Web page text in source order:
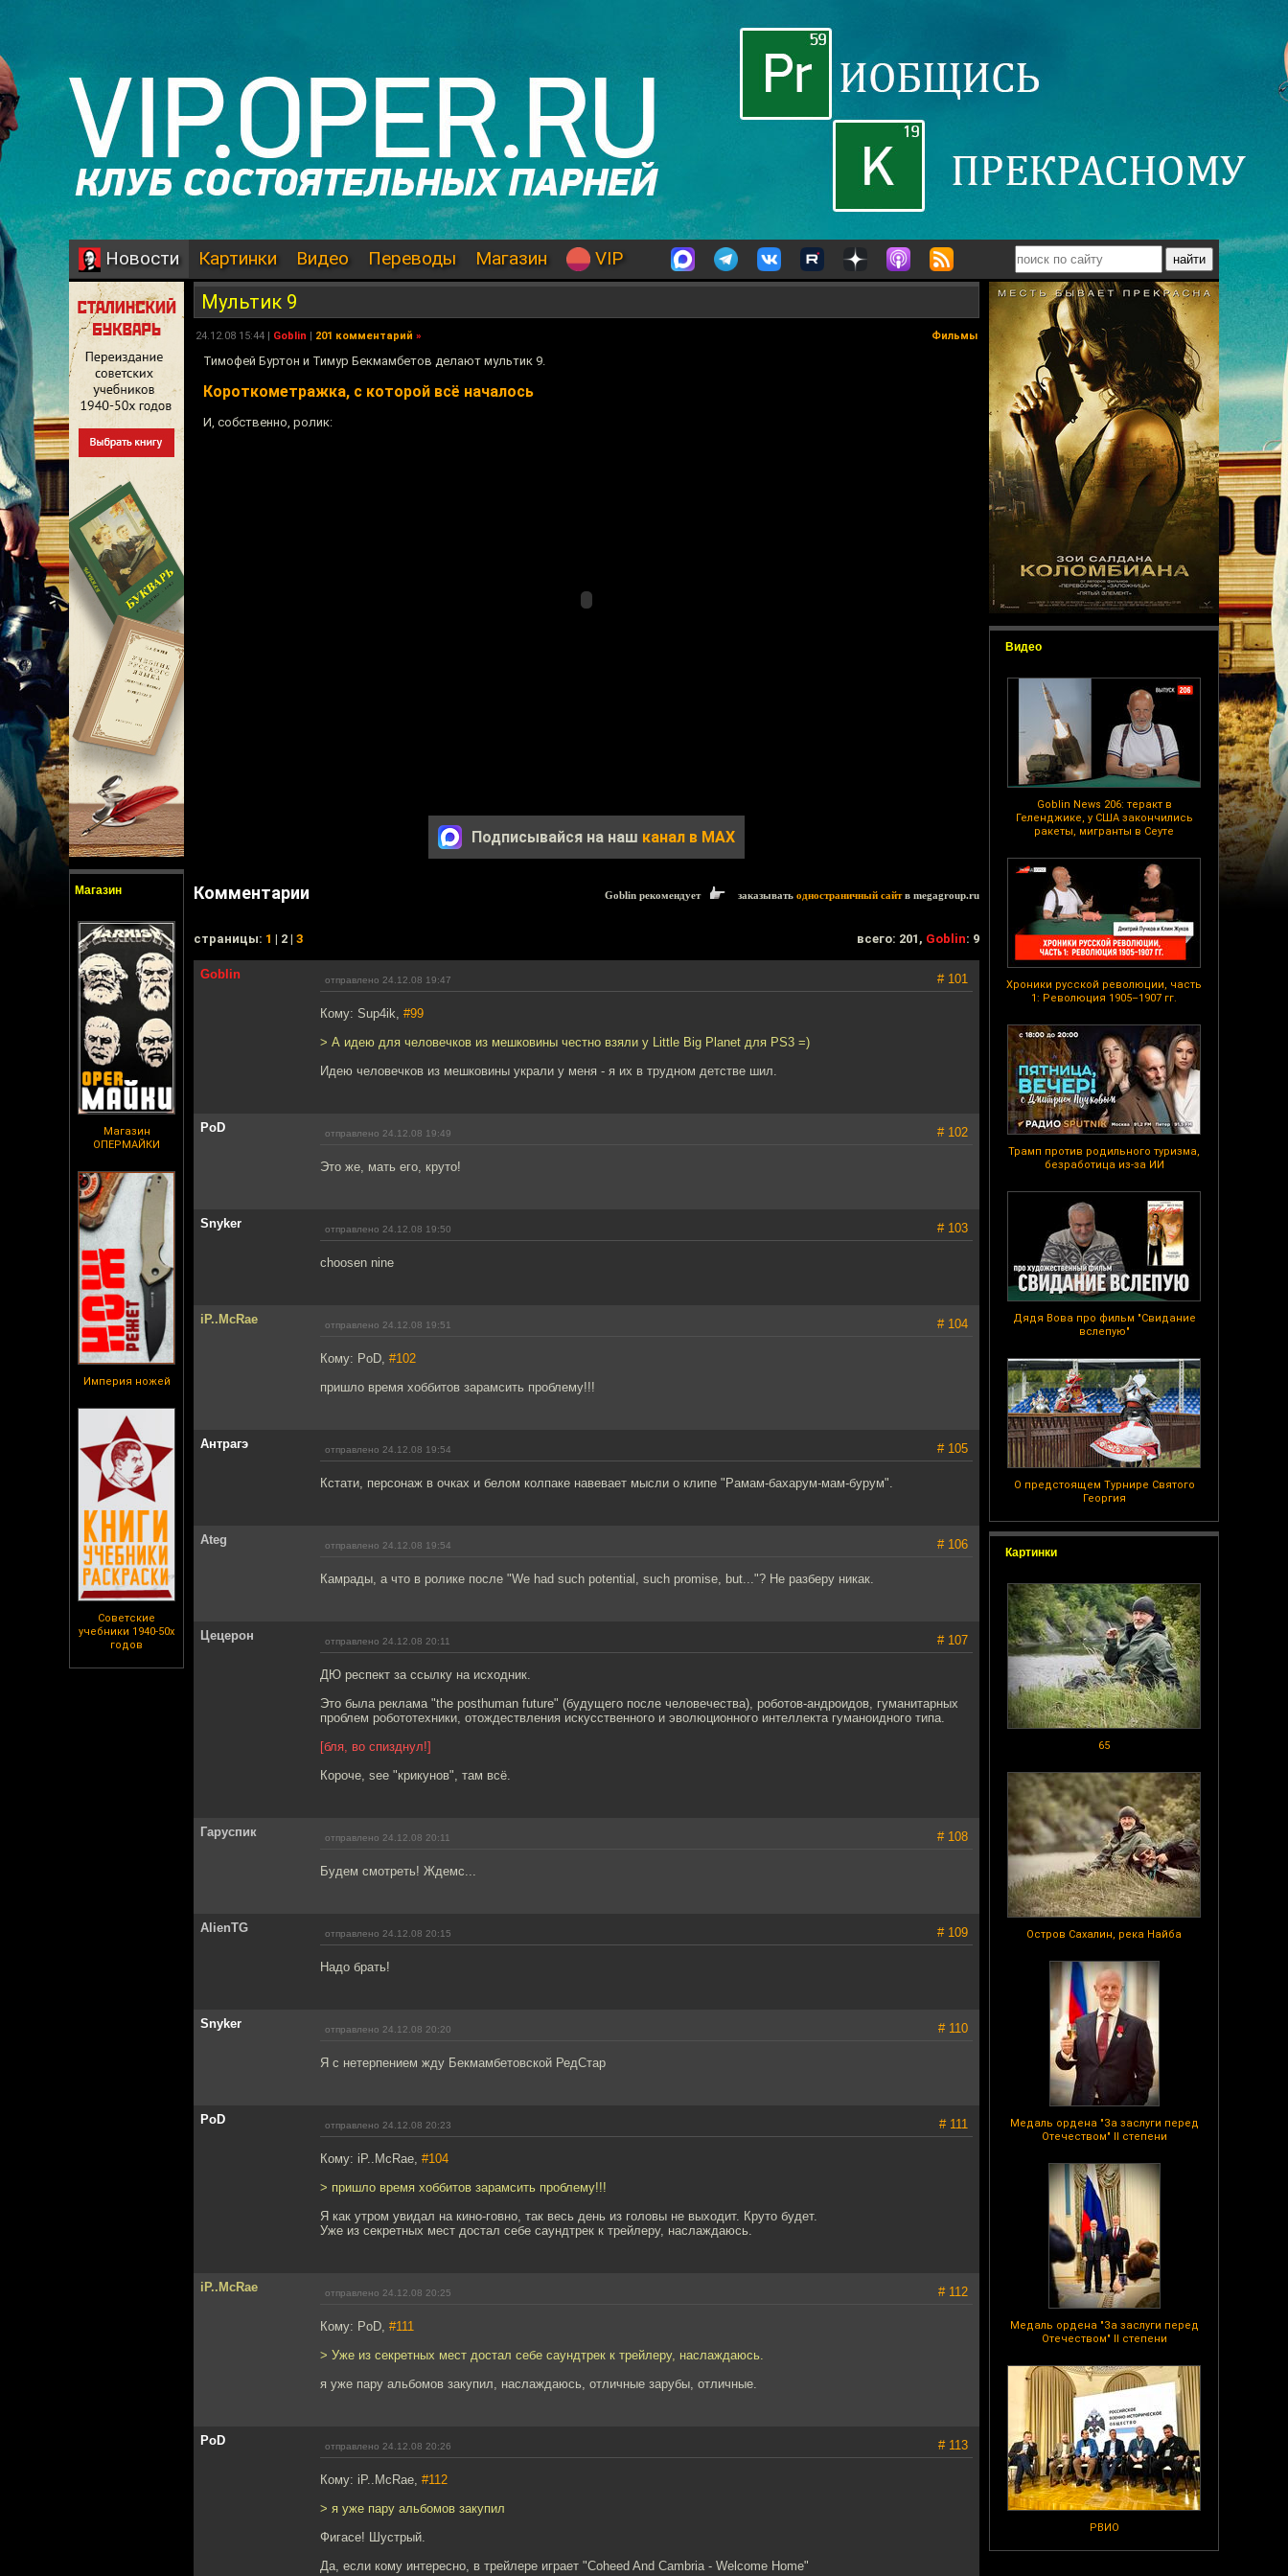
Новости Картинки Видео Переводы Магазин VIP
Магазин
Магазин
ОПЕРМАЙКИ
Империя ножей
Советские
учебники 1940-50х
годов
Видео
Goblin News 206: теракт в
Геленджике, у США закончились
ракеты, мигранты в Сеуте
Хроники русской революции, часть
1: Революция 1905–1907 гг.
Трамп против родильного туризма,
безработица из-за ИИ
Дядя Вова про фильм "Свидание
вслепую"
О предстоящем Турнире Святого
Георгия
Картинки
65
Остров Сахалин, река Найба
Медаль ордена "За заслуги перед
Отечеством" II степени
Медаль ордена "За заслуги перед
Отечеством" II степени
РВИО
Мультик 9
24.12.08 15:44 | Goblin | 201 комментарий » Фильмы
Тимофей Буртон и Тимур Бекмамбетов делают мультик 9.
Короткометражка, с которой всё началось
И, собственно, ролик:
Подписывайся на наш канал в MAX
Комментарии Goblin рекомендует заказывать одностраничный сайтв megagroup.ru
cтраницы: 1 | 2 | 3 всего: 201, Goblin: 9
Goblin отправлено 24.12.08 19:47 # 101
Кому: Sup4ik, #99
> А идею для человечков из мешковины честно взяли у Little Big Planet для PS3 =)
Идею человечков из мешковины украли у меня - я их в трудном детстве шил.
PoD отправлено 24.12.08 19:49 # 102
Это же, мать его, круто!
Snyker отправлено 24.12.08 19:50 # 103
choosen nine
iP..McRae отправлено 24.12.08 19:51 # 104
Кому: PoD, #102
пришло время хоббитов зарамсить проблему!!!
Антрагэ отправлено 24.12.08 19:54 # 105
Кстати, персонаж в очках и белом колпаке навевает мысли о клипе "Рамам-бахарум-мам-бурум".
Ateg отправлено 24.12.08 19:54 # 106
Камрады, а что в ролике после "We had such potential, such promise, but..."? Не разберу никак.
Цецерон отправлено 24.12.08 20:11 # 107
ДЮ респект за ссылку на исходник.
Это была реклама "the posthuman future" (будущего после человечества), роботов-андроидов, гуманитарных
проблем робототехники, отождествления искусственного и эволюционного интеллекта гуманоидного типа.
[бля, во спизднул!]
Короче, see "крикунов", там всё.
Гаруспик отправлено 24.12.08 20:11 # 108
Будем смотреть! Ждемс...
AlienTG отправлено 24.12.08 20:15 # 109
Надо брать!
Snyker отправлено 24.12.08 20:20 # 110
Я с нетерпением жду Бекмамбетовской РедСтар
PoD отправлено 24.12.08 20:23 # 111
Кому: iP..McRae, #104
> пришло время хоббитов зарамсить проблему!!!
Я как утром увидал на кино-говно, так весь день из головы не выходит. Круто будет.
Уже из секретных мест достал себе саундтрек к трейлеру, наслаждаюсь.
iP..McRae отправлено 24.12.08 20:25 # 112
Кому: PoD, #111
> Уже из секретных мест достал себе саундтрек к трейлеру, наслаждаюсь.
я уже пару альбомов закупил, наслаждаюсь, отличные зарубы, отличные.
PoD отправлено 24.12.08 20:26 # 113
Кому: iP..McRae, #112
> я уже пару альбомов закупил
Фигасе! Шустрый.
Да, если кому интересно, в трейлере играет "Coheed And Cambria - Welcome Home"